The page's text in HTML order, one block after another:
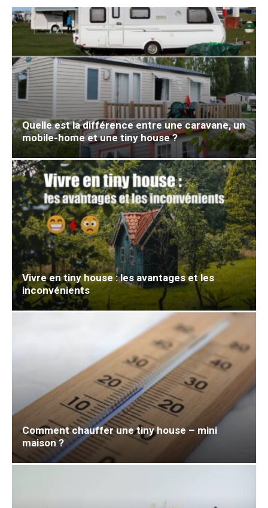
Quelle est la différence entre une caravane, un
mobile-home et une tiny house ?
Vivre en tiny house : les avantages et les
inconvénients
Comment chauffer une tiny house – mini
maison ?